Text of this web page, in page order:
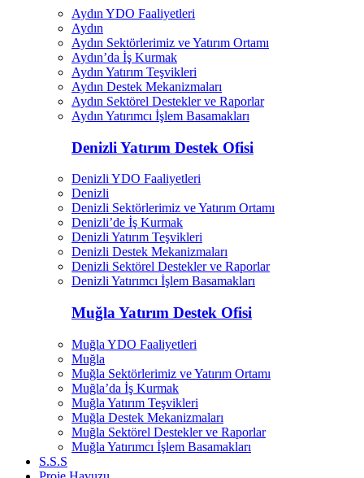
Aydın YDO Faaliyetleri
Aydın
Aydın Sektörlerimiz ve Yatırım Ortamı
Aydın’da İş Kurmak
Aydın Yatırım Teşvikleri
Aydın Destek Mekanizmaları
Aydın Sektörel Destekler ve Raporlar
Aydın Yatırımcı İşlem Basamakları
Denizli Yatırım Destek Ofisi
Denizli YDO Faaliyetleri
Denizli
Denizli Sektörlerimiz ve Yatırım Ortamı
Denizli’de İş Kurmak
Denizli Yatırım Teşvikleri
Denizli Destek Mekanizmaları
Denizli Sektörel Destekler ve Raporlar
Denizli Yatırımcı İşlem Basamakları
Muğla Yatırım Destek Ofisi
Muğla YDO Faaliyetleri
Muğla
Muğla Sektörlerimiz ve Yatırım Ortamı
Muğla’da İş Kurmak
Muğla Yatırım Teşvikleri
Muğla Destek Mekanizmaları
Muğla Sektörel Destekler ve Raporlar
Muğla Yatırımcı İşlem Basamakları
S.S.S